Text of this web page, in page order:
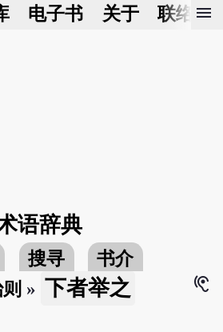
电子书 关于 联络我
menu
语辞典
搜寻
书介
» 下者举之
hearing